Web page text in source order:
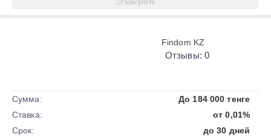
Findom KZ
Отзывы: 0
Сумма:
До 184 000 тенге
Ставка:
от 0,01%
Срок:
до 30 дней